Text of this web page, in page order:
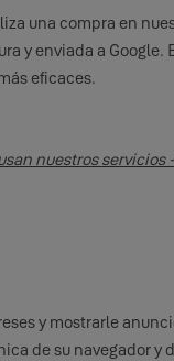
una compra en
y enviada a Google.
eficaces.
nuestros
y mostrarle
de su navegador y